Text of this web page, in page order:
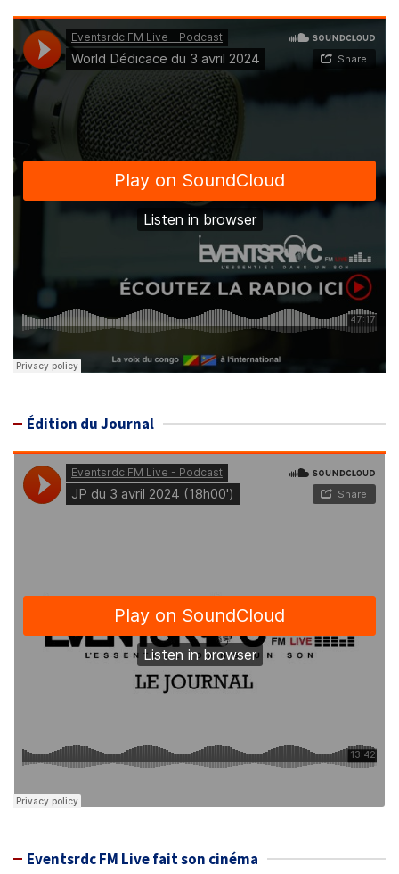
Édition du Journal
Eventsrdc FM Live fait son cinéma